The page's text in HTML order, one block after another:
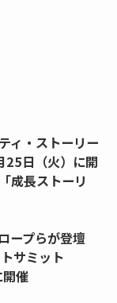
ィ・ストーリー
25日（火）に開
成長ストーリ
ープらが登壇
サミット
催